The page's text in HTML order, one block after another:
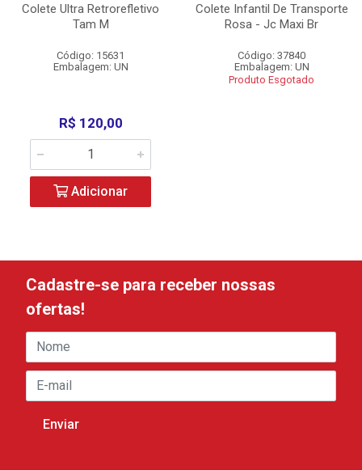
Colete Ultra Retrorefletivo
Tam M
Código: 15631
Embalagem: UN
R$ 120,00
Adicionar
Colete Infantil De Transporte
Rosa - Jc Maxi Br
Código: 37840
Embalagem: UN
Produto Esgotado
Cadastre-se para receber nossas
ofertas!